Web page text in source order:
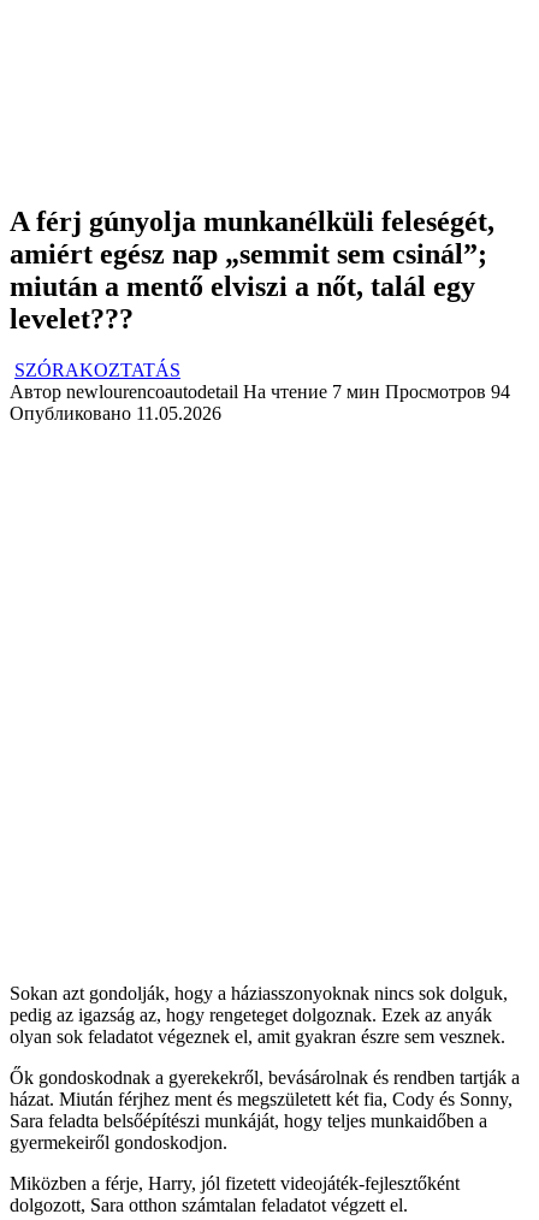
A férj gúnyolja munkanélküli feleségét,
amiért egész nap „semmit sem csinál”;
miután a mentő elviszi a nőt, talál egy
levelet???
SZÓRAKOZTATÁS
Автор newlourencoautodetail На чтение 7 мин Просмотров 94
Опубликовано 11.05.2026
Sokan azt gondolják, hogy a háziasszonyoknak nincs sok dolguk,
pedig az igazság az, hogy rengeteget dolgoznak. Ezek az anyák
olyan sok feladatot végeznek el, amit gyakran észre sem vesznek.
Ők gondoskodnak a gyerekekről, bevásárolnak és rendben tartják a
házat. Miután férjhez ment és megszületett két fia, Cody és Sonny,
Sara feladta belsőépítészi munkáját, hogy teljes munkaidőben a
gyermekeiről gondoskodjon.
Miközben a férje, Harry, jól fizetett videojáték-fejlesztőként
dolgozott, Sara otthon számtalan feladatot végzett el.